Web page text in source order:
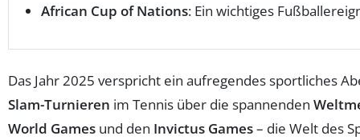
African Cup of Nations: Ein wichtiges
Das Jahr 2025 verspricht ein aufregendes sportliches
Slam-Turnieren im Tennis über die spannenden
World Games und den Invictus Games– die Welt des